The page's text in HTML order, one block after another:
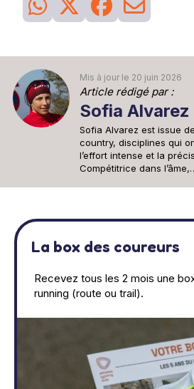
Mis à jour le 20 juin 2026
Article rédigé par :
Sofia Alvarez
Sofia Alvarez est issue
country, disciplines qui
l’effort intense et la
Compétitrice dans
La box des coureurs
Recevez tous les 2 mois une
running (route ou trail).